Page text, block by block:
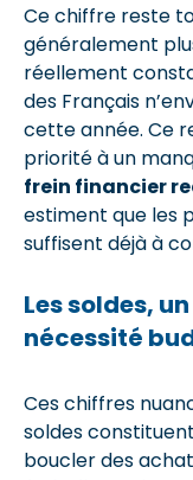
Ce chiffre reste
généralement
réellement
des Français
cette année. Ce
priorité à un
frein financier
estiment que les
suffisent déjà à
Les soldes,
nécessité
Ces chiffres
soldes
boucler des